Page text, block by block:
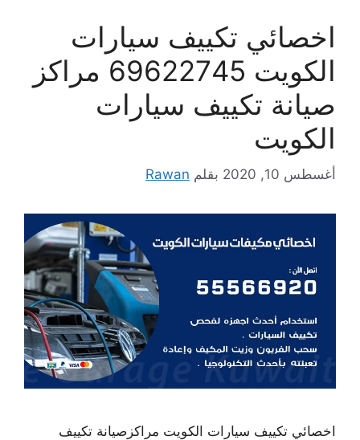
اخصائي تكييف سيارات
الكويت 69622745 مراكز
صيانة تكييف سيارات
الكويت
أغسطس 10, 2020 بقلم Rawan
اخصائي تكييف سيارات الكويت مراكزصيانة تكييف